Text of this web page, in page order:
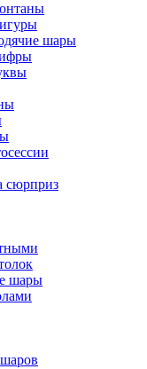
шары
сюрприз
шары